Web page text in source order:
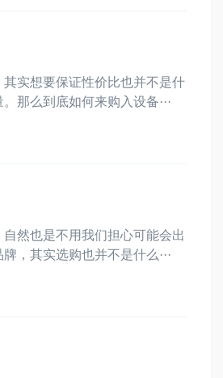
实想要保证性价比也并不是什
那么到底如何来购入设备···
然也是不用我们担心可能会出
，其实选购也并不是什么···